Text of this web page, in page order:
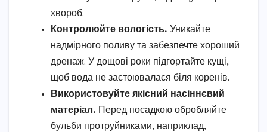
хвороб.
Контролюйте вологість. Уникайте
надмірного поливу та забезпечте хороший
дренаж. У дощові роки підгортайте кущі,
щоб вода не застоювалася біля коренів.
Використовуйте якісний насіннєвий
матеріал. Перед посадкою обробляйте
бульби протруйниками, наприклад,